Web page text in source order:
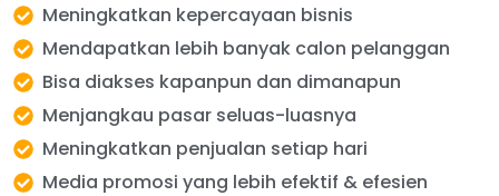
Meningkatkan kepercayaan bisnis
Mendapatkan lebih banyak calon pelanggan
Bisa diakses kapanpun dan dimanapun
Menjangkau pasar seluas-luasnya
Meningkatkan penjualan setiap hari
Media promosi yang lebih efektif & efesien